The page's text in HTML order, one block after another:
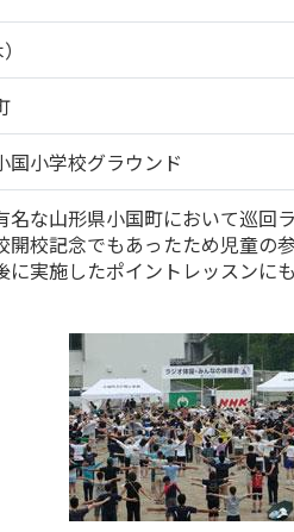
国小学校グラウンド
名な山形県小国町において巡回
開校記念でもあったため児童の
に実施したポイントレッスンに